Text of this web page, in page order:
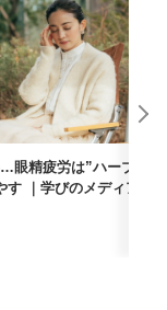
眼精疲労は”ハーブ
す ｜学びのメディア